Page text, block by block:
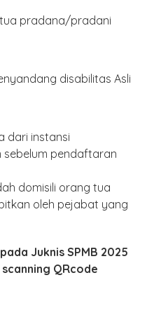
pradana/pradani
disabilitas Asli
dari instansi
sebelum pendaftaran
domisili orang tua
oleh pejabat yang
Juknis SPMB 2025
QRcode